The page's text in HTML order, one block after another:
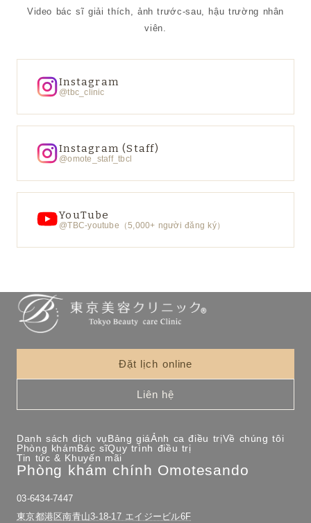
Video bác sĩ giải thích, ảnh trước-sau, hậu trường nhân
viên.
Instagram
@tbc_clinic
Instagram (Staff)
@omote_staff_tbcl
YouTube
@TBC-youtube（5,000+ người đăng ký）
Đặt lịch online
Liên hệ
Danh sách dịch vụBảng giáẢnh ca điều trịVề chúng tôi
Phòng khámBác sĩQuy trình điều trị
Tin tức & Khuyến mãi
Phòng khám chính Omotesando
03-6434-7447
東京都港区南青山3-18-17 エイジービル6F